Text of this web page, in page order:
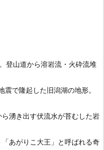
登山道から溶岩流・火砕流堆
で隆起した旧潟湖の地形。
湧き出す伏流水が苔むした岩
あがりこ大王」と呼ばれる奇